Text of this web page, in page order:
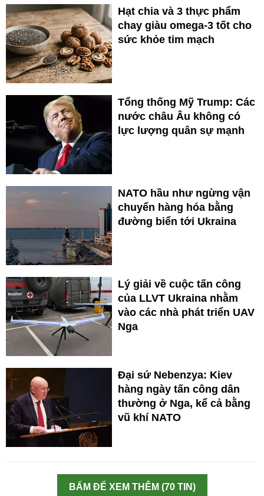
Hạt chia và 3 thực phẩm
chay giàu omega-3 tốt cho
sức khỏe tim mạch
Tổng thống Mỹ Trump: Các
nước châu Âu không có
lực lượng quân sự mạnh
NATO hầu như ngừng vận
chuyển hàng hóa bằng
đường biển tới Ukraina
Lý giải về cuộc tấn công
của LLVT Ukraina nhằm
vào các nhà phát triển UAV
Nga
Đại sứ Nebenzya: Kiev
hàng ngày tấn công dân
thường ở Nga, kể cả bằng
vũ khí NATO
BẤM ĐỂ XEM THÊM (70 TIN)